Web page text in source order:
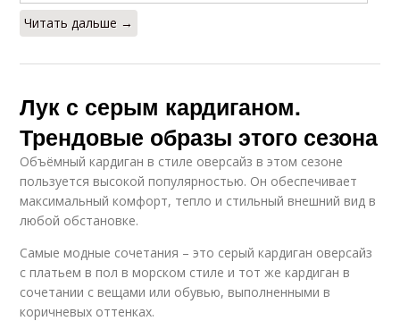
Читать дальше →
Лук с серым кардиганом.
Трендовые образы этого сезона
Объёмный кардиган в стиле оверсайз в этом сезоне
пользуется высокой популярностью. Он обеспечивает
максимальный комфорт, тепло и стильный внешний вид в
любой обстановке.
Самые модные сочетания – это серый кардиган оверсайз
с платьем в пол в морском стиле и тот же кардиган в
сочетании с вещами или обувью, выполненными в
коричневых оттенках.